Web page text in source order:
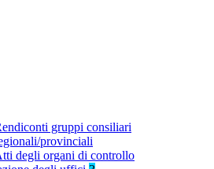
gruppi consiliari
provinciali
degli organi di controllo